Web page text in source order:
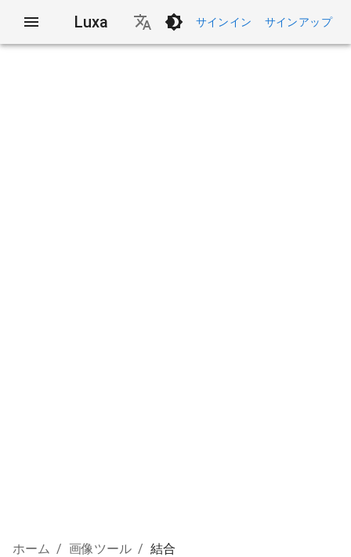
Luxa サインイン サインアップ
ホーム / 画像ツール / 結合